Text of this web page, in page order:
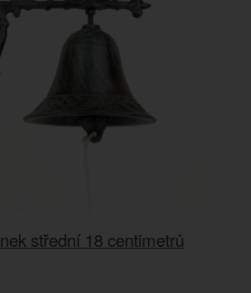
střední 18 centimetrů